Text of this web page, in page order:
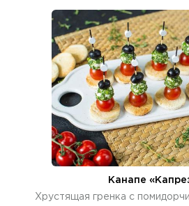
Канапе
Хрустящая гренка с